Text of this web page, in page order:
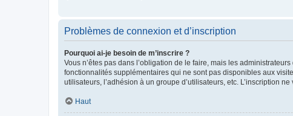
Problèmes de connexion et d’inscription
Pourquoi ai-je besoin de m’inscrire ?
Vous n’êtes pas dans l’obligation de le faire, mais les
fonctionnalités supplémentaires qui ne sont pas disponibles aux
utilisateurs, l’adhésion à un groupe d’utilisateurs, etc. L’inscription
Haut